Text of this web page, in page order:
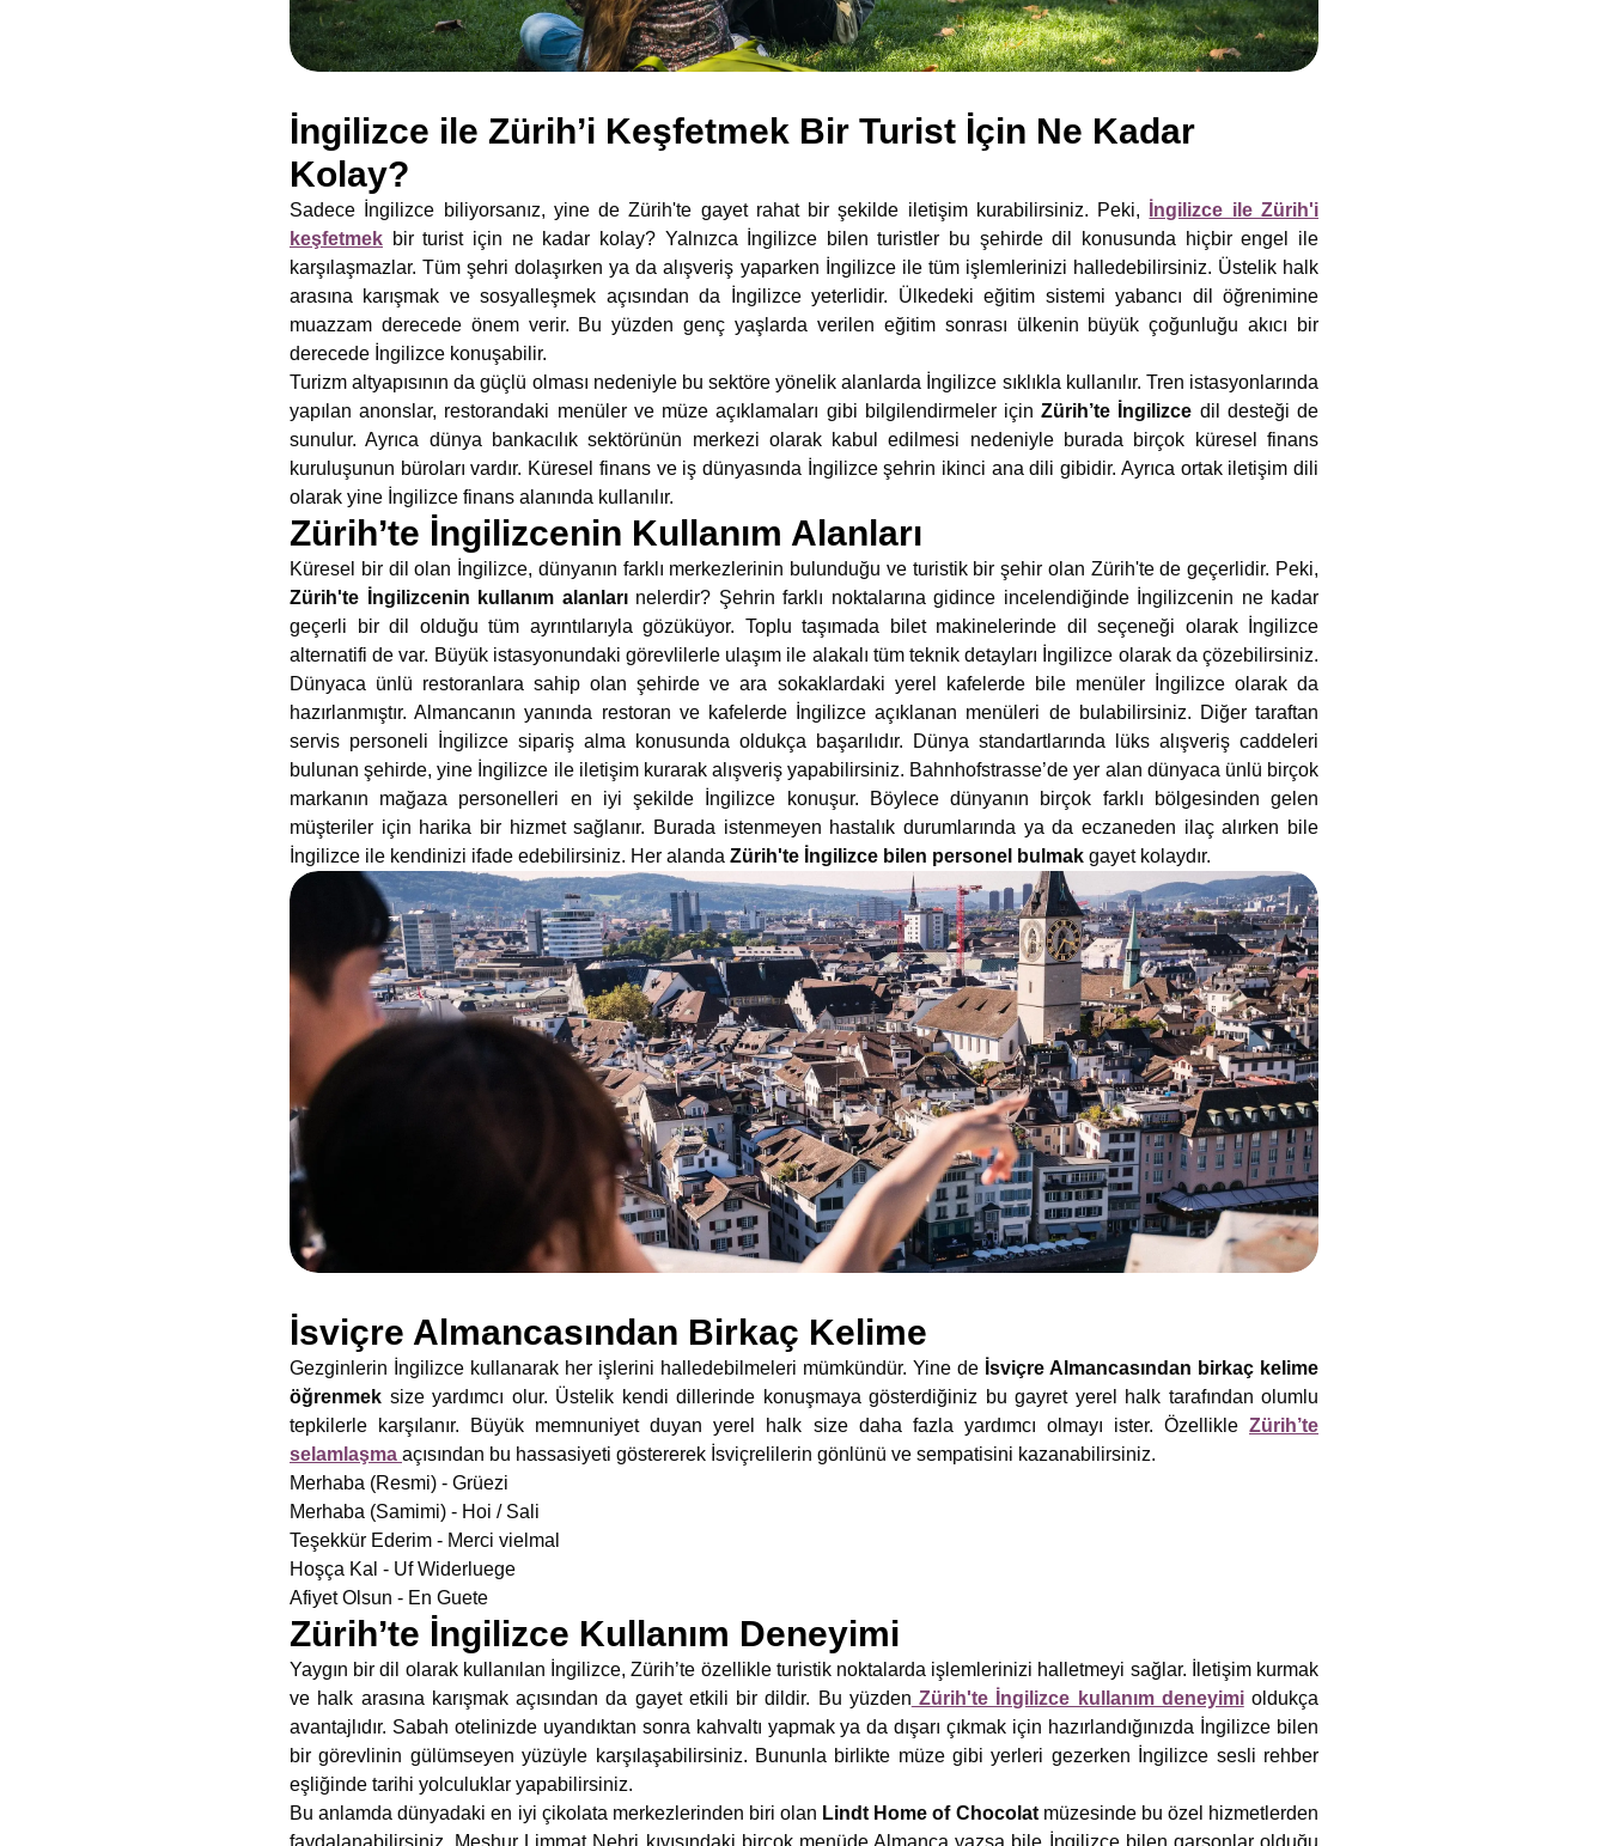
İngilizce ile Zürih’i Keşfetmek Bir Turist İçin Ne Kadar
Kolay?
Sadece İngilizce biliyorsanız, yine de Zürih'te gayet rahat bir şekilde iletişim kurabilirsiniz. Peki,
İngilizce ile Zürih'i
keşfetmek bir turist için ne kadar kolay? Yalnızca İngilizce bilen turistler bu şehirde dil konusunda hiçbir engel ile
karşılaşmazlar. Tüm şehri dolaşırken ya da alışveriş yaparken İngilizce ile tüm işlemlerinizi halledebilirsiniz. Üstelik halk
arasına karışmak ve sosyalleşmek açısından da İngilizce yeterlidir. Ülkedeki eğitim sistemi yabancı dil öğrenimine
muazzam derecede önem verir. Bu yüzden genç yaşlarda verilen eğitim sonrası ülkenin büyük çoğunluğu akıcı bir
derecede İngilizce konuşabilir.
Turizm altyapısının da güçlü olması nedeniyle bu sektöre yönelik alanlarda İngilizce sıklıkla kullanılır. Tren istasyonlarında
yapılan anonslar, restorandaki menüler ve müze açıklamaları gibi bilgilendirmeler içinZürih’te İngilizce dil desteği de
sunulur. Ayrıca dünya bankacılık sektörünün merkezi olarak kabul edilmesi nedeniyle burada birçok küresel finans
kuruluşunun büroları vardır. Küresel finans ve iş dünyasında İngilizce şehrin ikinci ana dili gibidir. Ayrıca ortak iletişim dili
olarak yine İngilizce finans alanında kullanılır.
Zürih’te İngilizcenin Kullanım Alanları
Küresel bir dil olan İngilizce, dünyanın farklı merkezlerinin bulunduğu ve turistik bir şehir olan Zürih'te de geçerlidir. Peki,
Zürih'te İngilizcenin kullanım alanları nelerdir? Şehrin farklı noktalarına gidince incelendiğinde İngilizcenin ne kadar
geçerli bir dil olduğu tüm ayrıntılarıyla gözüküyor. Toplu taşımada bilet makinelerinde dil seçeneği olarak İngilizce
alternatifi de var. Büyük istasyonundaki görevlilerle ulaşım ile alakalı tüm teknik detayları İngilizce olarak da çözebilirsiniz.
Dünyaca ünlü restoranlara sahip olan şehirde ve ara sokaklardaki yerel kafelerde bile menüler İngilizce olarak da
hazırlanmıştır. Almancanın yanında restoran ve kafelerde İngilizce açıklanan menüleri de bulabilirsiniz. Diğer taraftan
servis personeli İngilizce sipariş alma konusunda oldukça başarılıdır. Dünya standartlarında lüks alışveriş caddeleri
bulunan şehirde, yine İngilizce ile iletişim kurarak alışveriş yapabilirsiniz. Bahnhofstrasse’de yer alan dünyaca ünlü birçok
markanın mağaza personelleri en iyi şekilde İngilizce konuşur. Böylece dünyanın birçok farklı bölgesinden gelen
müşteriler için harika bir hizmet sağlanır. Burada istenmeyen hastalık durumlarında ya da eczaneden ilaç alırken bile
İngilizce ile kendinizi ifade edebilirsiniz. Her alanda Zürih'te İngilizce bilen personel bulmak gayet kolaydır.
İsviçre Almancasından Birkaç Kelime
Gezginlerin İngilizce kullanarak her işlerini halledebilmeleri mümkündür. Yine de İsviçre Almancasından birkaç kelime
öğrenmek size yardımcı olur. Üstelik kendi dillerinde konuşmaya gösterdiğiniz bu gayret yerel halk tarafından olumlu
tepkilerle karşılanır. Büyük memnuniyet duyan yerel halk size daha fazla yardımcı olmayı ister. Özellikle Zürih’te
selamlaşma açısından bu hassasiyeti göstererek İsviçrelilerin gönlünü ve sempatisini kazanabilirsiniz.
Merhaba (Resmi) - Grüezi
Merhaba (Samimi) - Hoi / Sali
Teşekkür Ederim - Merci vielmal
Hoşça Kal - Uf Widerluege
Afiyet Olsun - En Guete
Zürih’te İngilizce Kullanım Deneyimi
Yaygın bir dil olarak kullanılan İngilizce, Zürih’te özellikle turistik noktalarda işlemlerinizi halletmeyi sağlar. İletişim kurmak
ve halk arasına karışmak açısından da gayet etkili bir dildir. Bu yüzden Zürih'te İngilizce kullanım deneyimioldukça
avantajlıdır. Sabah otelinizde uyandıktan sonra kahvaltı yapmak ya da dışarı çıkmak için hazırlandığınızda İngilizce bilen
bir görevlinin gülümseyen yüzüyle karşılaşabilirsiniz. Bununla birlikte müze gibi yerleri gezerken İngilizce sesli rehber
eşliğinde tarihi yolculuklar yapabilirsiniz.
Bu anlamda dünyadaki en iyi çikolata merkezlerinden biri olan Lindt Home of Chocolat müzesinde bu özel hizmetlerden
faydalanabilirsiniz. Meşhur Limmat Nehri kıyısındaki birçok menüde Almanca yazsa bile İngilizce bilen garsonlar olduğu